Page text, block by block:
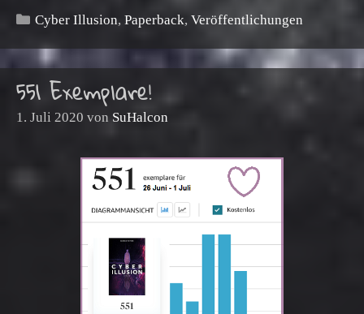
Kategorien
Cyber Illusion,Paperback,Veröffentlichungen
551 Exemplare!
1. Juli 2020 von SuHalcon